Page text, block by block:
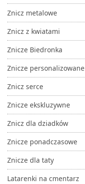
Znicz metalowe
Znicz z kwiatami
Znicze Biedronka
Znicze personalizowane
Znicz serce
Znicze ekskluzywne
Znicz dla dziadków
Znicze ponadczasowe
Znicze dla taty
Latarenki na cmentarz